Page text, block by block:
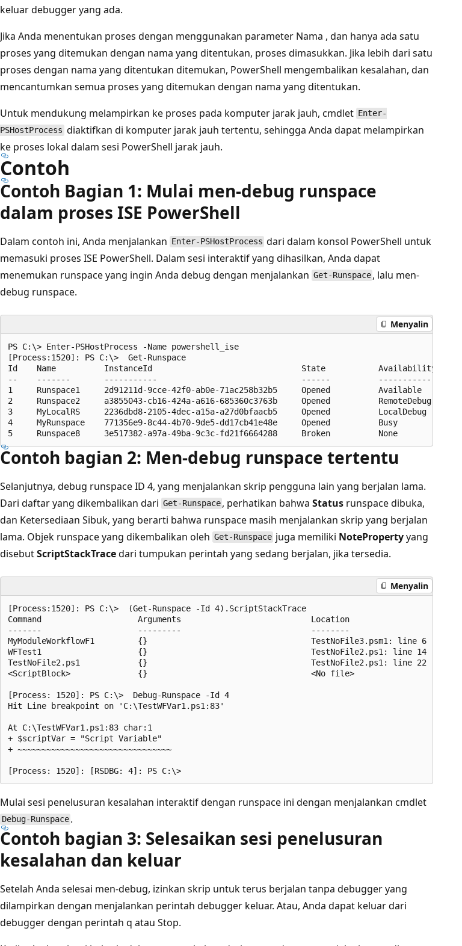
keluar debugger yang ada.
Jika Anda menentukan proses dengan menggunakan parameter Nama , dan hanya ada satu
proses yang ditemukan dengan nama yang ditentukan, proses dimasukkan. Jika lebih dari satu
proses dengan nama yang ditentukan ditemukan, PowerShell mengembalikan kesalahan, dan
mencantumkan semua proses yang ditemukan dengan nama yang ditentukan.
Untuk mendukung melampirkan ke proses pada komputer jarak jauh, cmdlet Enter-
PSHostProcess diaktifkan di komputer jarak jauh tertentu, sehingga Anda dapat melampirkan
ke proses lokal dalam sesi PowerShell jarak jauh.
Contoh
Contoh Bagian 1: Mulai men-debug runspace
dalam proses ISE PowerShell
Dalam contoh ini, Anda menjalankan Enter-PSHostProcess dari dalam konsol PowerShell untuk
memasuki proses ISE PowerShell. Dalam sesi interaktif yang dihasilkan, Anda dapat
menemukan runspace yang ingin Anda debug dengan menjalankan Get-Runspace , lalu men-
debug runspace.
Menyalin
PS C:\> Enter-PSHostProcess -Name powershell_ise
[Process:1520]: PS C:\>  Get-Runspace
Id    Name          InstanceId                               State           Availability
--    -------       -----------                              ------          -------------
1     Runspace1     2d91211d-9cce-42f0-ab0e-71ac258b32b5     Opened          Available
2     Runspace2     a3855043-cb16-424a-a616-685360c3763b     Opened          RemoteDebug
3     MyLocalRS     2236dbd8-2105-4dec-a15a-a27d0bfaacb5     Opened          LocalDebug
4     MyRunspace    771356e9-8c44-4b70-9de5-dd17cb41e48e     Opened          Busy
Contoh bagian 2: Men-debug runspace tertentu
Selanjutnya, debug runspace ID 4, yang menjalankan skrip pengguna lain yang berjalan lama.
Dari daftar yang dikembalikan dari Get-Runspace , perhatikan bahwaStatus runspace dibuka,
dan Ketersediaan Sibuk, yang berarti bahwa runspace masih menjalankan skrip yang berjalan
lama. Objek runspace yang dikembalikan oleh Get-Runspace juga memiliki NotePropertyyang
disebutScriptStackTracedari tumpukan perintah yang sedang berjalan, jika tersedia.
Menyalin
[Process:1520]: PS C:\>  (Get-Runspace -Id 4).ScriptStackTrace
Command                    Arguments                           Location
-------                    ---------                           --------
MyModuleWorkflowF1         {}                                  TestNoFile3.psm1: line 6
WFTest1                    {}                                  TestNoFile2.ps1: line 14
TestNoFile2.ps1            {}                                  TestNoFile2.ps1: line 22
<ScriptBlock>              {}                                  <No file>
[Process: 1520]: PS C:\>  Debug-Runspace -Id 4
Hit Line breakpoint on 'C:\TestWFVar1.ps1:83'
At C:\TestWFVar1.ps1:83 char:1
+ $scriptVar = "Script Variable"
+ ~~~~~~~~~~~~~~~~~~~~~~~~~~~~~~~~
Mulai sesi penelusuran kesalahan interaktif dengan runspace ini dengan menjalankan cmdlet
Debug-Runspace .
Contoh bagian 3: Selesaikan sesi penelusuran
kesalahan dan keluar
Setelah Anda selesai men-debug, izinkan skrip untuk terus berjalan tanpa debugger yang
dilampirkan dengan menjalankan perintah debugger keluar. Atau, Anda dapat keluar dari
debugger dengan perintah q atau Stop.